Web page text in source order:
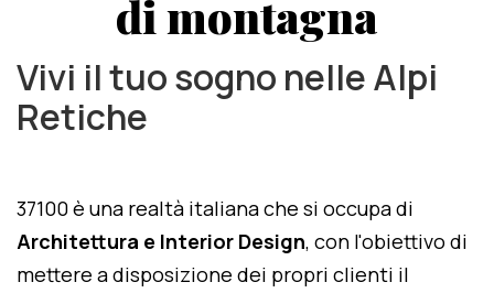
di montagna
Vivi il tuo sogno nelle Alpi
Retiche
37100 è una realtà italiana che si occupa di
Architettura e Interior Design, con l'obiettivo di
mettere a disposizione dei propri clienti il